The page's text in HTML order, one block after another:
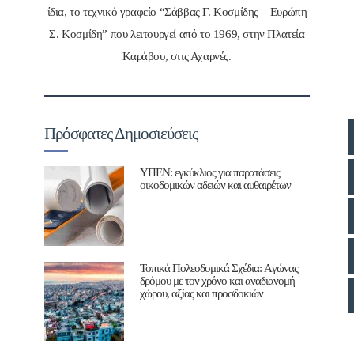
ίδια, το τεχνικό γραφείο “Σάββας Γ. Κοσμίδης – Ευρώπη
Σ. Κοσμίδη” που λειτουργεί από το 1969, στην Πλατεία
Καράβου, στις Αχαρνές.
Πρόσφατες Δημοσιεύσεις
ΥΠΕΝ: εγκύκλιος για παρατάσεις
οικοδομικών αδειών και αυθαιρέτων
Τοπικά Πολεοδομικά Σχέδια: Aγώνας
δρόμου με τον χρόνο και αναδιανομή
χώρου, αξίας και προσδοκιών